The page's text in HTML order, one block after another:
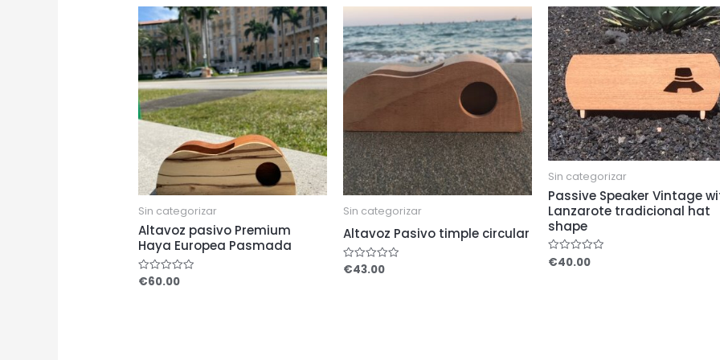
Sin categorizar
Altavoz pasivo Premium
Haya Europea Pasmada
Rated
0
€60.00
Sin categorizar
Altavoz Pasivo timple circular
Rated
0
€43.00
Sin categorizar
Passive Speaker Vintage
Lanzarote tradicional hat
shape
Rated
0
€40.00